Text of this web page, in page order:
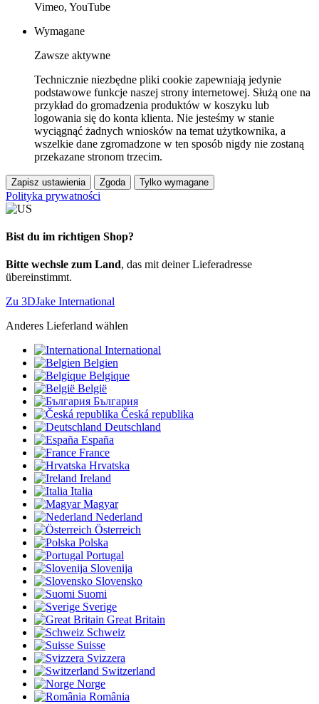
Vimeo, YouTube
Wymagane
Zawsze aktywne
Technicznie niezbędne pliki cookie zapewniają jedynie
podstawowe funkcje naszej strony internetowej. Służą one na
przykład do gromadzenia produktów w koszyku lub
logowania się do konta klienta. Nie jesteśmy w stanie
wyciągnąć żadnych wniosków na temat użytkownika, a
wszelkie dane zgromadzone w ten sposób nigdy nie zostaną
przekazane stronom trzecim.
Zapisz ustawienia Zgoda Tylko wymagane
Polityka prywatności
Bist du im richtigen Shop?
Bitte wechsle zum Land, das mit deiner Lieferadresse
übereinstimmt.
Zu 3DJake International
Anderes Lieferland wählen
International
Belgien
Belgique
België
България
Česká republika
Deutschland
España
France
Hrvatska
Ireland
Italia
Magyar
Nederland
Österreich
Polska
Portugal
Slovenija
Slovensko
Suomi
Sverige
Great Britain
Schweiz
Suisse
Svizzera
Switzerland
Norge
România